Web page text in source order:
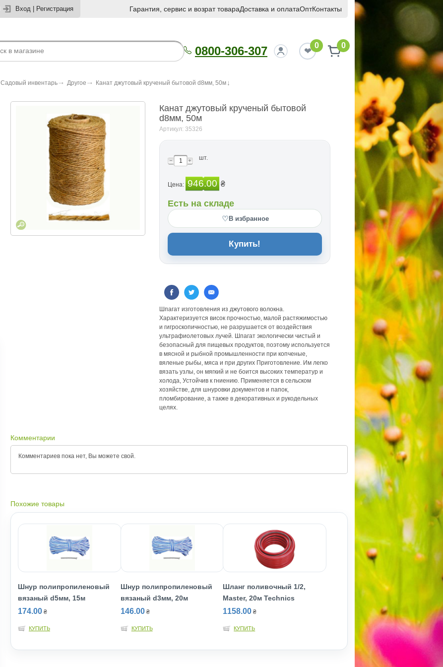
Вход Регистрация Гарантия, сервис и возрат товараДоставка и оплатаОптКонтакты
0800-306-307 0 0
Садовый инвентарь Другое Канат джутовый крученый бытовой d8мм, 50м
Канат джутовый крученый бытовой
d8мм, 50м
Артикул: 35326
шт.
Цена: 946.00 ₴
Есть на складе
♡В избранное
Купить!
Шпагат изготовления из джутового волокна.
Характеризуется висок прочностью, малой растяжимостью
и гигроскопичностью, не разрушается от воздействия
ультрафиолетовых лучей. Шпагат экологически чистый и
безопасный для пищевых продуктов, поэтому используется
в мясной и рыбной промышленности при копченые,
вяленые рыбы, мяса и при других Приготовление. Им легко
вязать узлы, он мягкий и не боится высоких температур и
холода, Устойчив к гниению. Применяется в сельском
хозяйстве, для шнуровки документов и папок,
пломбирование, а также в декоративных и рукодельных
целях.
Комментарии
Комментариев пока нет, Вы можете свой.
Похожие товары
Шнур полипропиленовый
вязаный d5мм, 15м
174.00 ₴
КУПИТЬ
Шнур полипропиленовый
вязаный d3мм, 20м
146.00 ₴
КУПИТЬ
Шланг поливочный 1/2,
Master, 20м Technics
1158.00 ₴
КУПИТЬ